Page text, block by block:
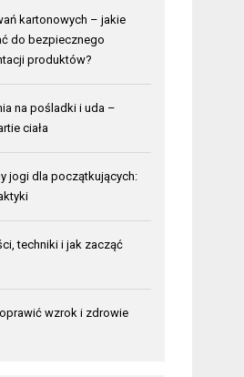
kartonowych – jakie
do bezpiecznego
produktów?
na pośladki i uda –
ciała
jogi dla początkujących:
techniki i jak zacząć
wzrok i zdrowie